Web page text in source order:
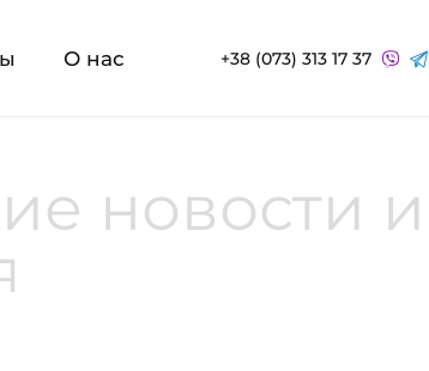
О нас +38 (073) 313 17 37
новости и